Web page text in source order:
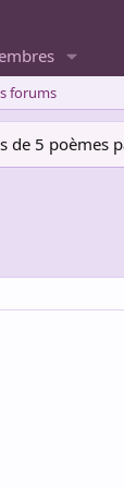
forums
de 5 poèmes